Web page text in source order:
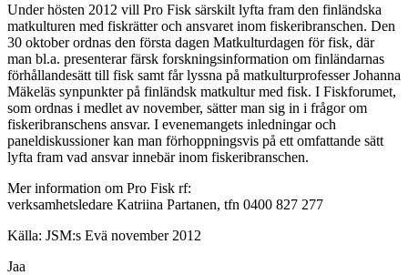
Under hösten 2012 vill Pro Fisk särskilt lyfta fram den finländska
matkulturen med fiskrätter och ansvaret inom fiskeribranschen. Den
30 oktober ordnas den första dagen Matkulturdagen för fisk, där
man bl.a. presenterar färsk forskningsinformation om finländarnas
förhållandesätt till fisk samt får lyssna på matkulturprofesser Johanna
Mäkeläs synpunkter på finländsk matkultur med fisk. I Fiskforumet,
som ordnas i medlet av november, sätter man sig in i frågor om
fiskeribranschens ansvar. I evenemangets inledningar och
paneldiskussioner kan man förhoppningsvis på ett omfattande sätt
lyfta fram vad ansvar innebär inom fiskeribranschen.
Mer information om Pro Fisk rf:
verksamhetsledare Katriina Partanen, tfn 0400 827 277
Källa: JSM:s Evä november 2012
Jaa